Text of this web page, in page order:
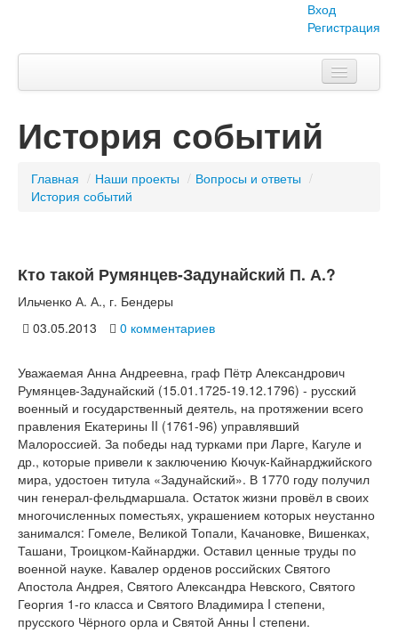
Вход
Регистрация
Тема номера
Объявления
Наши проекты
Вопросы-ответы
История событий
Главная / Наши проекты / Вопросы и ответы /
История событий
Кто такой Румянцев-Задунайский П. А.?
Ильченко А. А., г. Бендеры
03.05.2013
0 комментариев
Уважаемая Анна Андреевна, граф Пётр Александрович
Румянцев-Задунайский (15.01.1725-19.12.1796) - русский
военный и государственный деятель, на протяжении всего
правления Екатерины II (1761-96) управлявший
Малороссией. За победы над турками при Ларге, Кагуле и
др., которые привели к заключению Кючук-Кайнарджийского
мира, удостоен титула «Задунайский». В 1770 году получил
чин генерал-фельдмаршала. Остаток жизни провёл в своих
многочисленных поместьях, украшением которых неустанно
занимался: Гомеле, Великой Топали, Качановке, Вишенках,
Ташани, Троицком-Кайнарджи. Оставил ценные труды по
военной науке. Кавалер орденов российских Святого
Апостола Андрея, Святого Александра Невского, Святого
Георгия 1-го класса и Святого Владимира I степени,
прусского Чёрного орла и Святой Анны I степени.